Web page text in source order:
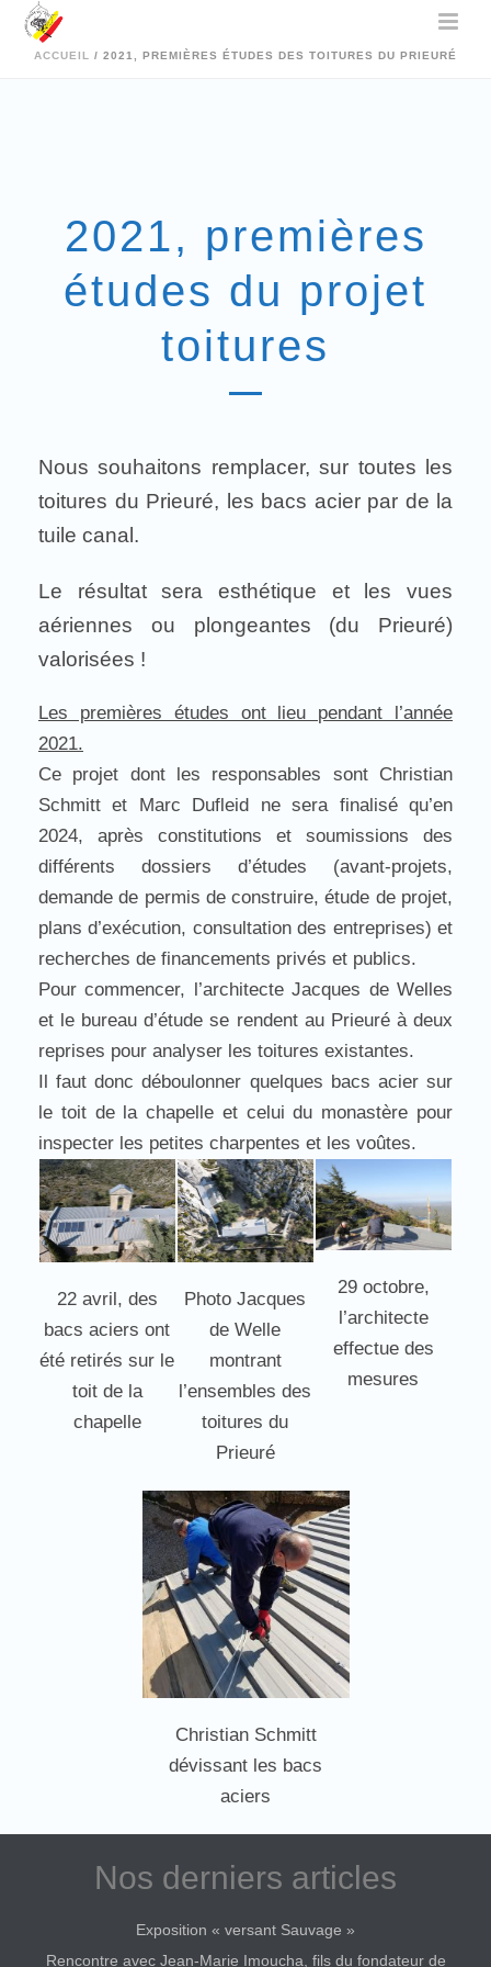
ACCUEIL / 2021, PREMIÈRES ÉTUDES DES TOITURES DU PRIEURÉ
2021, premières
études du projet
toitures
Nous souhaitons remplacer, sur toutes les
toitures du Prieuré, les bacs acier par de la
tuile canal.
Le résultat sera esthétique et les vues
aériennes ou plongeantes (du Prieuré)
valorisées !
Les premières études ont lieu pendant l’année
2021.
Ce projet dont les responsables sont Christian
Schmitt et Marc Dufleid ne sera finalisé qu’en
2024, après constitutions et soumissions des
différents dossiers d’études (avant-projets,
demande de permis de construire, étude de projet,
plans d’exécution, consultation des entreprises) et
recherches de financements privés et publics.
Pour commencer, l’architecte Jacques de Welles
et le bureau d’étude se rendent au Prieuré à deux
reprises pour analyser les toitures existantes.
Il faut donc déboulonner quelques bacs acier sur
le toit de la chapelle et celui du monastère pour
inspecter les petites charpentes et les voûtes.
22 avril, des
bacs aciers ont
été retirés sur le
toit de la
chapelle
Photo Jacques
de Welle
montrant
l’ensembles des
toitures du
Prieuré
29 octobre,
l’architecte
effectue des
mesures
Christian Schmitt
dévissant les bacs
aciers
Nos derniers articles
Exposition « versant Sauvage »
Rencontre avec Jean-Marie Imoucha, fils du fondateur de